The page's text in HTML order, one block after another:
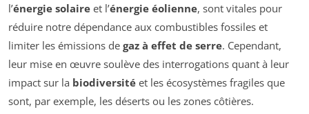
l’énergie solaire et l’énergie éolienne, sont vitales pour
réduire notre dépendance aux combustibles fossiles et
limiter les émissions de gaz à effet de serre. Cependant,
leur mise en œuvre soulève des interrogations quant à leur
impact sur la biodiversité et les écosystèmes fragiles que
sont, par exemple, les déserts ou les zones côtières.